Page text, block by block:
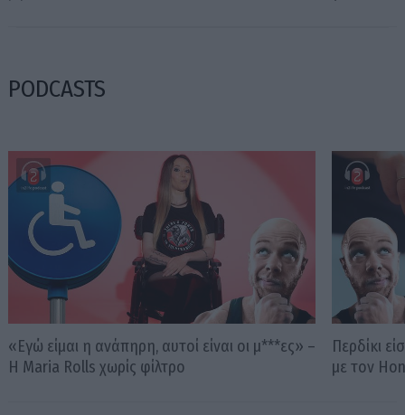
PODCASTS
«Εγώ είμαι η ανάπηρη, αυτοί είναι οι μ***ες» –
Η Maria Rolls χωρίς φίλτρο
Περδίκι
με τον